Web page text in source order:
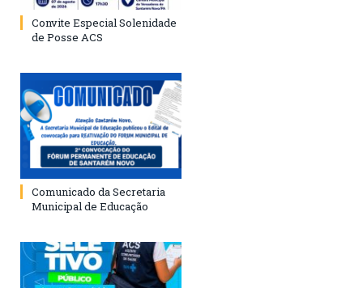
Convite Especial Solenidade
de Posse ACS
Comunicado da Secretaria
Municipal de Educação